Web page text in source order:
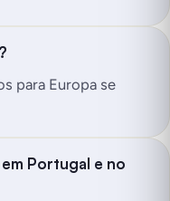
para Europa se
Portugal e no